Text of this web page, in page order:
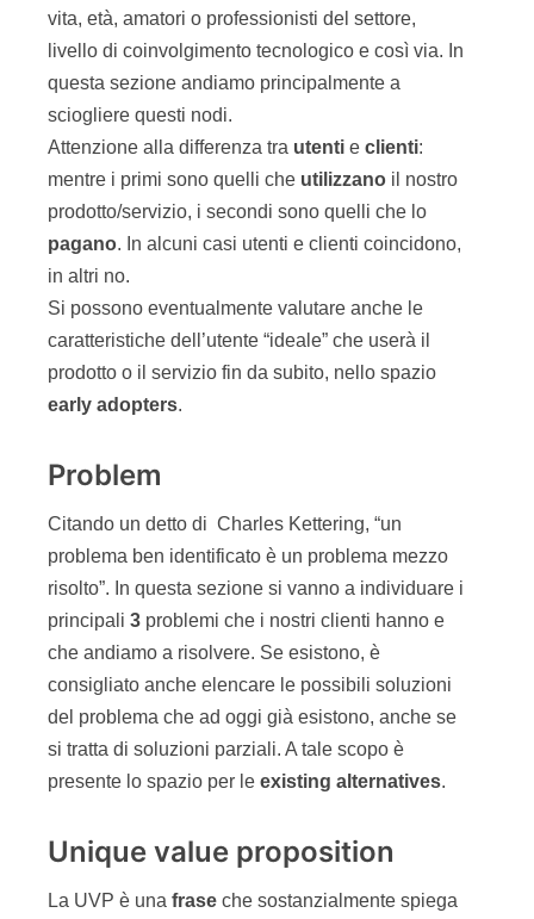
vita, età, amatori o professionisti del settore,
livello di coinvolgimento tecnologico e così via. In
questa sezione andiamo principalmente a
sciogliere questi nodi.
Attenzione alla differenza tra utenti e clienti:
mentre i primi sono quelli che utilizzano il nostro
prodotto/servizio, i secondi sono quelli che lo
pagano. In alcuni casi utenti e clienti coincidono,
in altri no.
Si possono eventualmente valutare anche le
caratteristiche dell’utente “ideale” che userà il
prodotto o il servizio fin da subito, nello spazio
early adopters.
Problem
Citando un detto di Charles Kettering, “un
problema ben identificato è un problema mezzo
risolto”. In questa sezione si vanno a individuare i
principali 3 problemi che i nostri clienti hanno e
che andiamo a risolvere. Se esistono, è
consigliato anche elencare le possibili soluzioni
del problema che ad oggi già esistono, anche se
si tratta di soluzioni parziali. A tale scopo è
presente lo spazio per le existing alternatives.
Unique value proposition
La UVP è una frase che sostanzialmente spiega